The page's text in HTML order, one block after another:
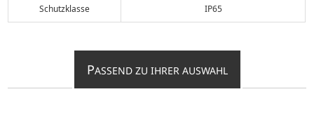
Schutzklasse IP65
PASSEND ZU IHRER AUSWAHL